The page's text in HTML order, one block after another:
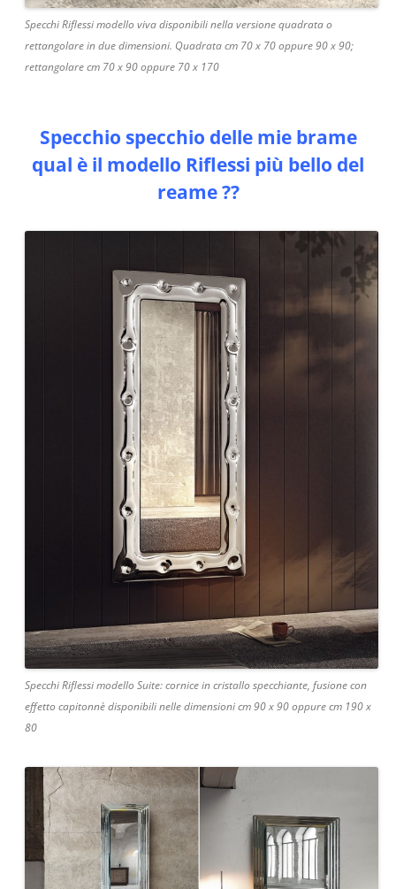
Specchi Riflessi modello viva disponibili nella versione quadrata o
rettangolare in due dimensioni. Quadrata cm 70 x 70 oppure 90 x 90;
rettangolare cm 70 x 90 oppure 70 x 170
Specchio specchio delle mie brame
qual è il modello Riflessi più bello del
reame ??
Specchi Riflessi modello Suite: cornice in cristallo specchiante, fusione con
effetto capitonnè disponibili nelle dimensioni cm 90 x 90 oppure cm 190 x
80